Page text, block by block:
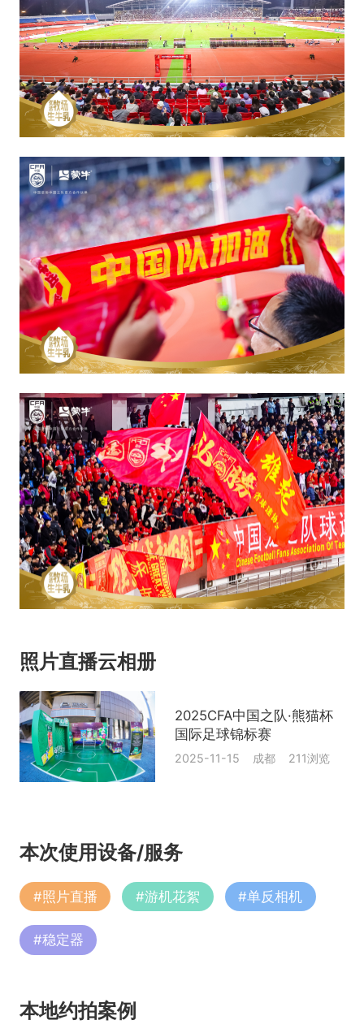
照片直播云相册
2025CFA中国之队·熊猫杯
国际足球锦标赛
2025-11-15 成都 211浏览
本次使用设备/服务
#照片直播 #游机花絮 #单反相机
#稳定器
本地约拍案例